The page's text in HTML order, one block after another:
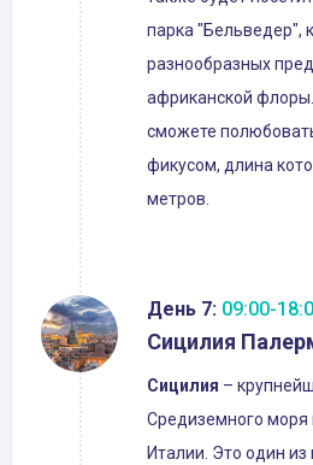
парка "Бельведер",
разнообразных
африканской
сможете
фикусом, длина
метров.
День 7: 09:00-
Сицилия
Сицилия –
Средиземного моря
Италии. Это один